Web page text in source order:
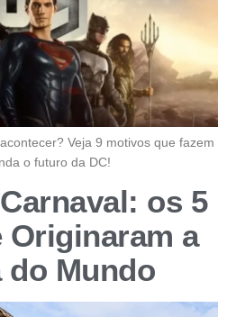
Veja 9 motivos que fazem
o futuro da DC!
os 5
Originaram a
do Mundo